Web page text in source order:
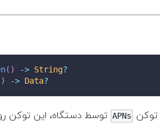
( ) -> String?
) -> Data?
APNs توسط دستگاه، این توکن